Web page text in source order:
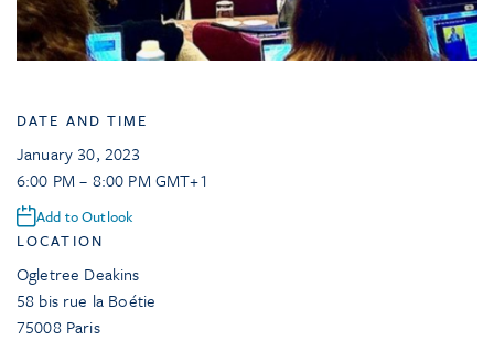
DATE AND TIME
January 30, 2023
6:00 PM – 8:00 PM GMT+1
Add to Outlook
LOCATION
Ogletree Deakins
58 bis rue la Boétie
75008 Paris